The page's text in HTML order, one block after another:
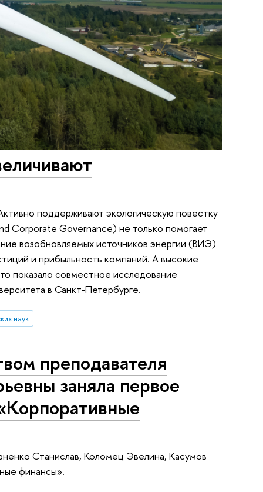
поддерживают экологическую повестку
Corporate Governance) не только помогает
возобновляемых источников энергии (ВИЭ)
и прибыльность компаний. А высокие
показало совместное исследование
в Санкт-Петербурге.
наук
преподавателя
заняла первое
Станислав, Коломец Эвелина, Касумов
финансы».